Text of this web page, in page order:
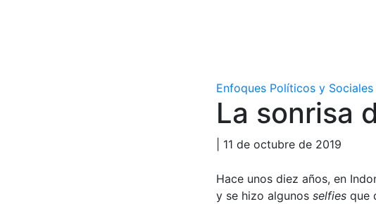
Enfoques Políticos y Sociales
La sonrisa
| 11 de octubre de 2019
Hace unos diez años, en
y se hizo algunos selfies que